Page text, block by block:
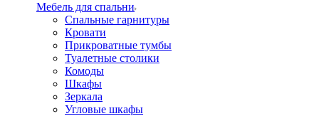
Мебель для спальни
Спальные гарнитуры
Кровати
Прикроватные тумбы
Туалетные столики
Комоды
Шкафы
Зеркала
Угловые шкафы